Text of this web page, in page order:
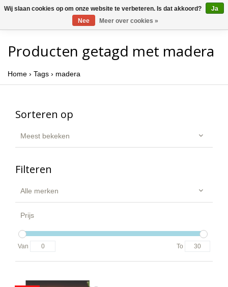
Producten getagd met madera
Home › Tags › madera
Sorteren op
Meest bekeken
Filteren
Alle merken
Prijs
Van To
Wij slaan cookies op om onze website te verbeteren. Is dat akkoord?
Ja
Nee
Meer over cookies »